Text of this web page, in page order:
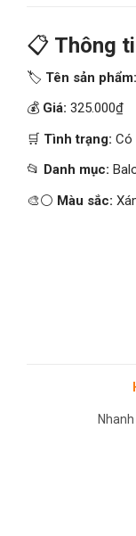
📋 Thông
🏷️ Tên sản phẩm:
💰 Giá: 325.000₫
🛒 Tình trạng: Có
📂 Danh mục:
🎨⚪ Màu sắc: